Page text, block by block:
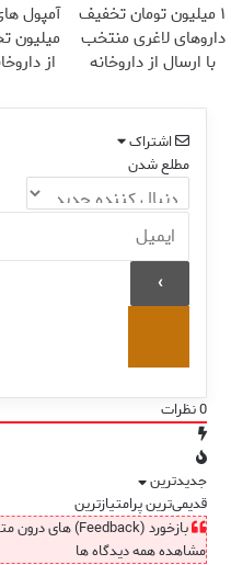
۱ میلیون تومان تخفیف
داروهای لاغری منتخب
با ارسال از داروخانه
آمپول
میلیون
از
اشتراک
مطلع شدن
0نظرات
جدیدترین
قدیمی‌ترینپرامتیازترین
بازخورد (Feedback) های درون متنی
مشاهده همه دیدگاه ها